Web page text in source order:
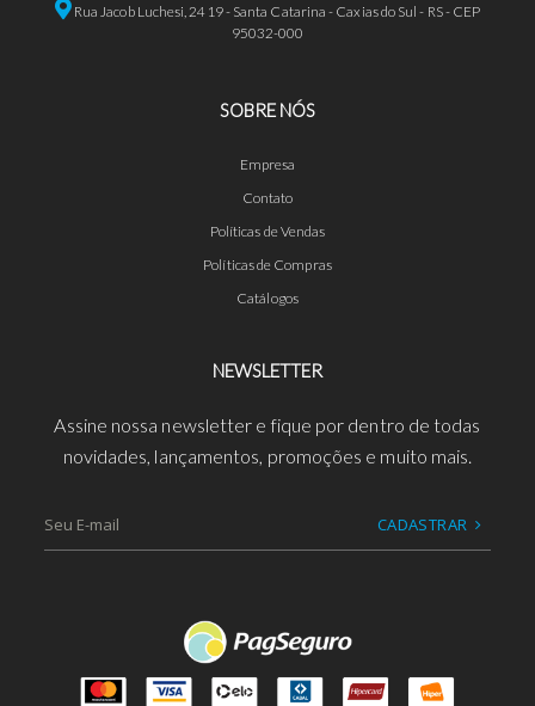
Rua Jacob Luchesi, 2419 - Santa Catarina - Caxias do Sul - RS - CEP
95032-000
SOBRE NÓS
Empresa
Contato
Políticas de Vendas
Políticas de Compras
Catálogos
NEWSLETTER
Assine nossa newsletter e fique por dentro de todas
novidades, lançamentos, promoções e muito mais.
CADASTRAR